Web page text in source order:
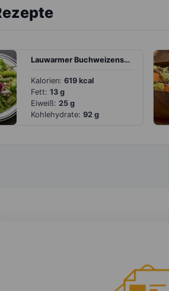
Lauwarmer Buchweizensalat mit mediterranem Dressing
Kalorien: 619 kcal
Fett: 13 g
Eiweiß: 25 g
Kohlehydrate: 92 g